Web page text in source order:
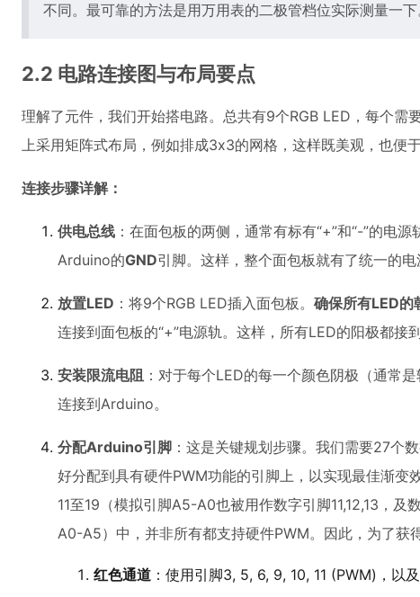
不同。最可靠的方法是用万用表的二极管档位实际测量一下
2.2 电路连接图与布局要点
理解了元件，我们开始搭电路。总共有9个RGB LED，每个
上采用矩阵式布局，例如排成3x3的网格，这样既美观，也便于
连接步骤详解：
供电总线 ：在面包板的两侧，通常有标有“+”和“-”的电
Arduino的GND引脚。这样，整个面包板就有了统一的电
放置LED ：将9个RGB LED插入面包板。 确保所有LED的
连接到面包板的“+”电源轨。这样，所有LED的阳极都接
安装限流电阻 ：对于每个LED的每一个颜色阴极（通常
连接到Arduino。
分配Arduino引脚 ：这是关键规划步骤。我们需要27个
好分配到具有硬件PWM功能的引脚上，以实现最佳渐
11至19（模拟引脚A5-A0也被用作数字引脚11,12,13，及
A0-A5）中，并非所有都支持硬件PWM。因此，为了获
红色通道 ：使用引脚3, 5, 6, 9, 10, 11 (PWM)，以